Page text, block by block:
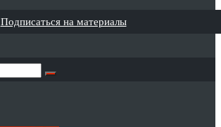
Подписаться на материалы